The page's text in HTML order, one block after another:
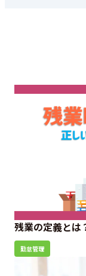
残業の定義とは
勤怠管理